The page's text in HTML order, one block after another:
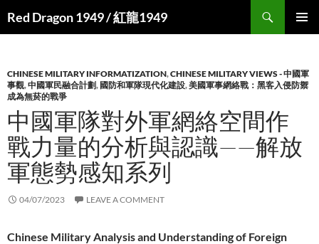
Red Dragon 1949 / 紅龍1949
CHINESE MILITARY INFORMATIZATION,CHINESE MILITARY VIEWS - 中國軍
事觀,中國軍民融合計劃, 國防和軍隊現代化建設,美國軍事網絡戰：黑客入侵防禦
成為無菸的戰爭
中國軍隊對外軍網絡空間作
戰力量的分析與認識——解放
軍態勢感知系列
04/07/2023 LEAVE A COMMENT
Chinese Military Analysis and Understanding of Foreign